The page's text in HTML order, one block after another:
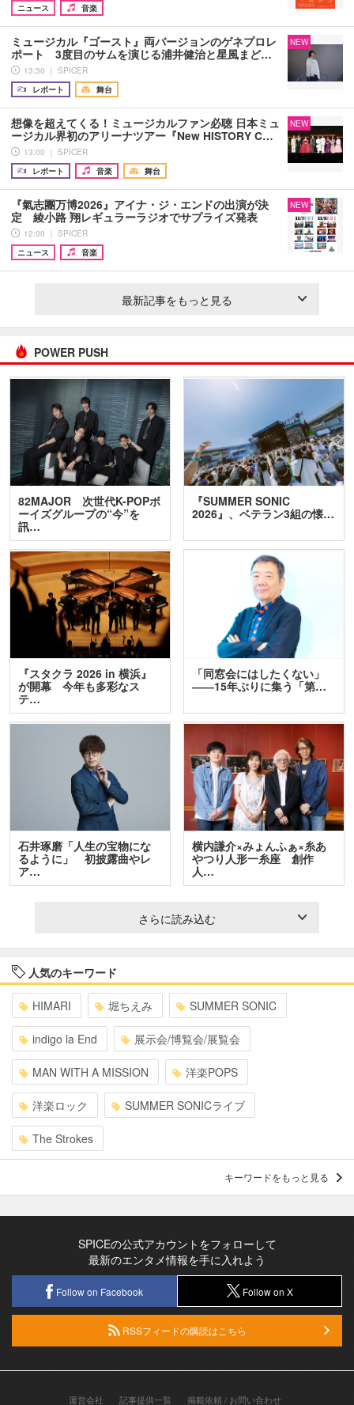
ニュース
音楽
ミュージカル『ゴースト』両バージョンのゲネプロレ
ポート 3度目のサムを演じる浦井健治と星風まど…
13:30 ｜ SPICER
レポート
舞台
NEW
想像を超えてくる！ミュージカルファン必聴 日本ミュ
ージカル界初のアリーナツアー『New HISTORY C…
13:00 ｜ SPICER
レポート
音楽 舞台
NEW
『氣志團万博2026』アイナ・ジ・エンドの出演が決
定 綾小路 翔レギュラーラジオでサプライズ発表
12:00 ｜ SPICER
ニュース
音楽
NEW
最新記事をもっと見る
POWER PUSH
82MAJOR 次世代K-POPボ
ーイズグループの“今”を
訊…
『SUMMER SONIC
2026』、ベテラン3組の懐…
『スタクラ 2026 in 横浜』
が開幕 今年も多彩なス
テ…
「同窓会にはしたくない」
――15年ぶりに集う「第…
石井琢磨「人生の宝物にな
るように」 初披露曲やレ
ア…
横内謙介×みょんふぁ×糸あ
やつり人形一糸座 創作
人…
さらに読み込む
人気のキーワード
HIMARI 堀ちえみ SUMMER SONIC
indigo la End 展示会/博覧会/展覧会
MAN WITH A MISSION 洋楽POPS
洋楽ロック SUMMER SONICライブ
The Strokes
キーワードをもっと見る
SPICEの公式アカウントをフォローして
最新のエンタメ情報を手に入れよう
Follow on Facebook Follow on X
RSSフィードの購読はこちら
運営会社 記事提供一覧 掲載依頼 / お問い合わせ